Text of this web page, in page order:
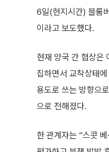
6일(현지시간) 블룸
이라고 보도했다.
현재 양국 간 협상은
집하면서 교착상태
용도로 쓰는 방향으
으로 전해졌다.
한 관계자는 “스콧